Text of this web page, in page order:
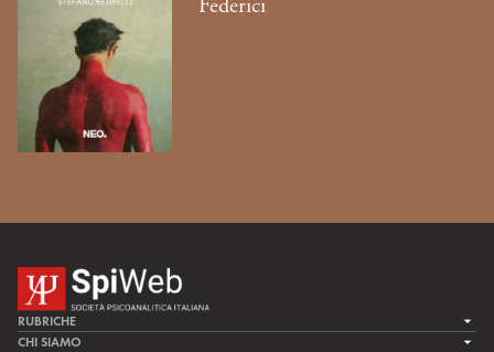
Federici
RUBRICHE
LA CURA
CHI SIAMO